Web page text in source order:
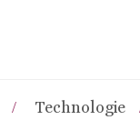
Technologie